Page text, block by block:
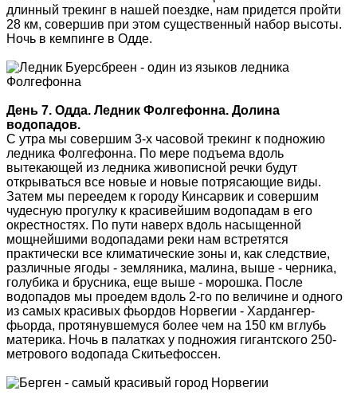
длинный трекинг в нашей поездке, нам придется пройти
28 км, совершив при этом существенный набор высоты.
Ночь в кемпинге в Одде.
День 7. Одда. Ледник Фолгефонна. Долина
водопадов.
С утра мы совершим 3-х часовой трекинг к подножию
ледника Фолгефонна. По мере подъема вдоль
вытекающей из ледника живописной речки будут
открываться все новые и новые потрясающие виды.
Затем мы переедем к городу Кинсарвик и совершим
чудесную прогулку к красивейшим водопадам в его
окрестностях. По пути наверх вдоль насыщенной
мощнейшими водопадами реки нам встретятся
практически все климатические зоны и, как следствие,
различные ягоды - земляника, малина, выше - черника,
голубика и брусника, еще выше - морошка. После
водопадов мы проедем вдоль 2-го по величине и одного
из самых красивых фьордов Норвегии - Хардангер-
фьорда, протянувшемуся более чем на 150 км вглубь
материка. Ночь в палатках у подножия гигантского 250-
метрового водопада Скитьефоссен.